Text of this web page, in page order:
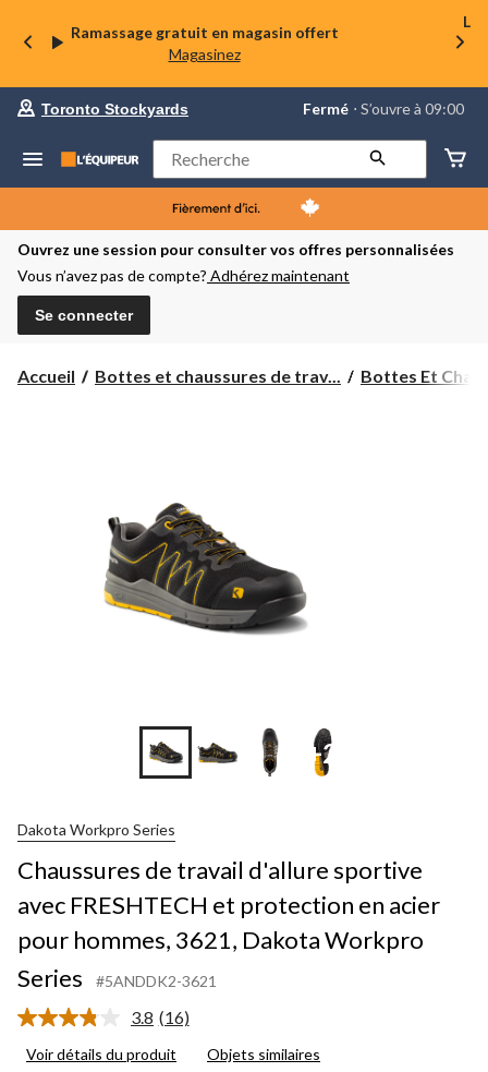
Ramassage gratuit en magasin offert
Magasinez
La
préféré
Toronto
Stockyards,
courament
Fermé,
S’ouvre
à
Toronto Stockyards Fermé ⋅ S’ouvre à 09:00
Rechercher
Ouvrez une session pour consulter vos offres personnalisées
Vous n’avez pas de compte? Adhérez maintenant
Se connecter
Accueil Bottes et chaussures de trav... Bottes Et
+2
Dakota Workpro Series
Chaussures de travail d'allure sportive
avec FRESHTECH et protection en acier
pour hommes, 3621, Dakota Workpro
Series
#5ANDDK2-3621
3.8 Lire
16
(16)
Voir détails du produit Objets similaires